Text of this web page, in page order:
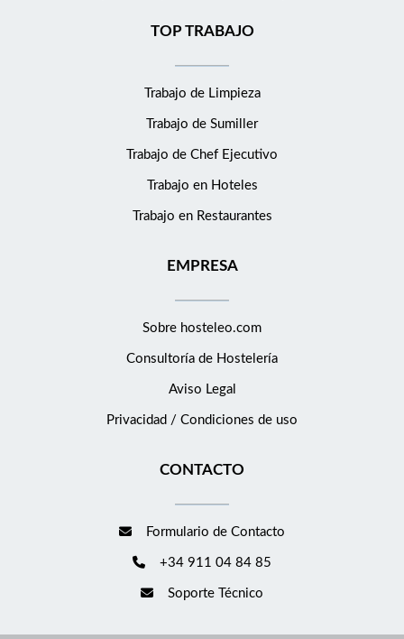
TOP TRABAJO
Trabajo de Limpieza
Trabajo de Sumiller
Trabajo de Chef Ejecutivo
Trabajo en Hoteles
Trabajo en Restaurantes
EMPRESA
Sobre hosteleo.com
Consultoría de Hostelería
Aviso Legal
Privacidad / Condiciones de uso
CONTACTO
Formulario de Contacto
+34 911 04 84 85
Soporte Técnico